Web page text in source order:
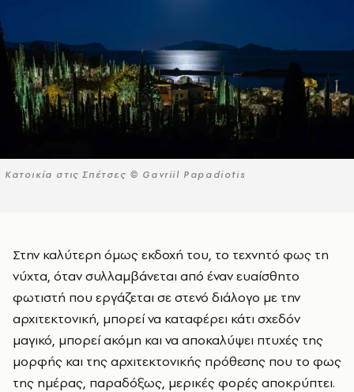
Κατοικία στις Σπέτσες © Gavriil Papadiotis
Στην καλύτερη όμως εκδοχή του, το τεχνητό φως τη
νύχτα, όταν συλλαμβάνεται από έναν ευαίσθητο
φωτιστή που εργάζεται σε στενό διάλογο με την
αρχιτεκτονική, μπορεί να καταφέρει κάτι σχεδόν
μαγικό, μπορεί ακόμη και να αποκαλύψει πτυχές της
μορφής και της αρχιτεκτονικής πρόθεσης που το φως
της ημέρας, παραδόξως, μερικές φορές αποκρύπτει.